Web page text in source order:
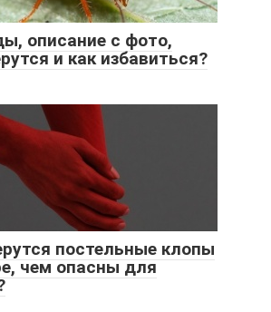
описание с фото,
и как избавиться?
постельные клопы
чем опасны для